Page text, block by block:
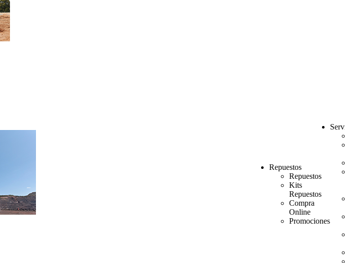
Repuestos
Repuestos
Kits
Repuestos
Compra
Online
Promociones